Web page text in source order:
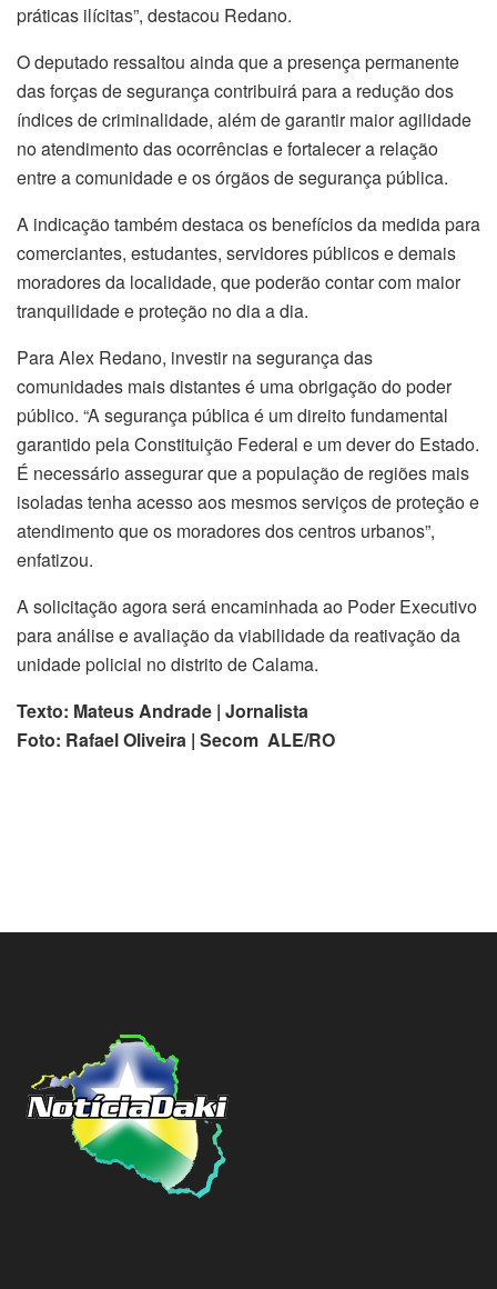
práticas ilícitas”, destacou Redano.
O deputado ressaltou ainda que a presença permanente
das forças de segurança contribuirá para a redução dos
índices de criminalidade, além de garantir maior agilidade
no atendimento das ocorrências e fortalecer a relação
entre a comunidade e os órgãos de segurança pública.
A indicação também destaca os benefícios da medida para
comerciantes, estudantes, servidores públicos e demais
moradores da localidade, que poderão contar com maior
tranquilidade e proteção no dia a dia.
Para Alex Redano, investir na segurança das
comunidades mais distantes é uma obrigação do poder
público. “A segurança pública é um direito fundamental
garantido pela Constituição Federal e um dever do Estado.
É necessário assegurar que a população de regiões mais
isoladas tenha acesso aos mesmos serviços de proteção e
atendimento que os moradores dos centros urbanos”,
enfatizou.
A solicitação agora será encaminhada ao Poder Executivo
para análise e avaliação da viabilidade da reativação da
unidade policial no distrito de Calama.
Texto: Mateus Andrade | Jornalista
Foto: Rafael Oliveira | Secom ALE/RO